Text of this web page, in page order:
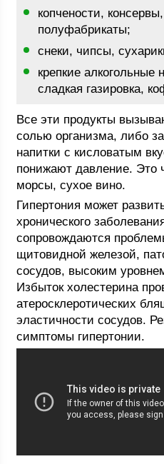
копчености,
полуфабрикаты;
снеки, чипсы,
крепкие алкогольные
сладкая газировка,
Все эти продукты
солью организма, либо
напитки с кисловатым
понижают давление. Это
морсы, сухое вино.
Гипертония может
хронического
сопровождаются
щитовидной железой,
сосудов, высоким
Избыток холестерина
атеросклеротических
эластичности сосудов.
симптомы гипертонии.